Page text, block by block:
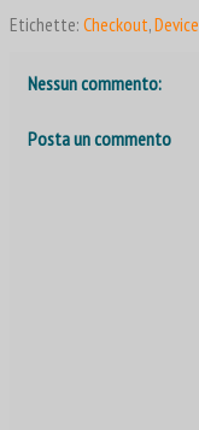
Etichette: Checkout,Device
Nessun commento:
Posta un commento